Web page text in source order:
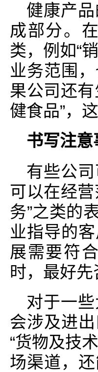
健康产
成部分。
类，例如“
业务范围
果公司还
健食品”，
书写注意
有些公
可以在经
务”之类的
业指导的
展需要符
时，最好先
对于一
会涉及进
“货物及技
场渠道，